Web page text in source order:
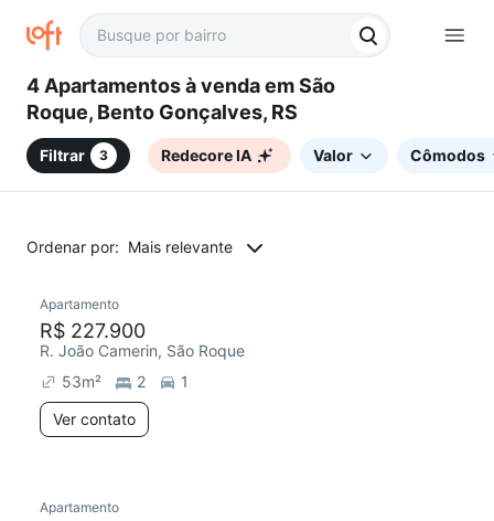
4 Apartamentos à venda em São
Roque, Bento Gonçalves, RS
Filtrar 3 Redecore IA Valor Cômodos
Ordenar por: Mais relevante
Redecorar
Apartamento
R$ 227.900
R. João Camerin, São Roque
53m² 2
1
Ver contato
Redecorar
Apartamento